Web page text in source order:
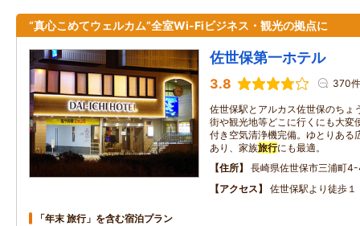
“真心こめてウェルカム”全室Wi-Fiビジネス・観光の拠点に
佐世保第一ホテル
3.8 370件
佐世保駅とアルカス佐世保のちょ
街や観光地等どこに行くにも大変
付き空気清浄機完備。ゆとりある
あり、家族旅行にも最適。
住所
長崎県佐世保市三浦町
アクセス
佐世保駅より徒歩１
「年末 旅行」を含む宿泊プラン